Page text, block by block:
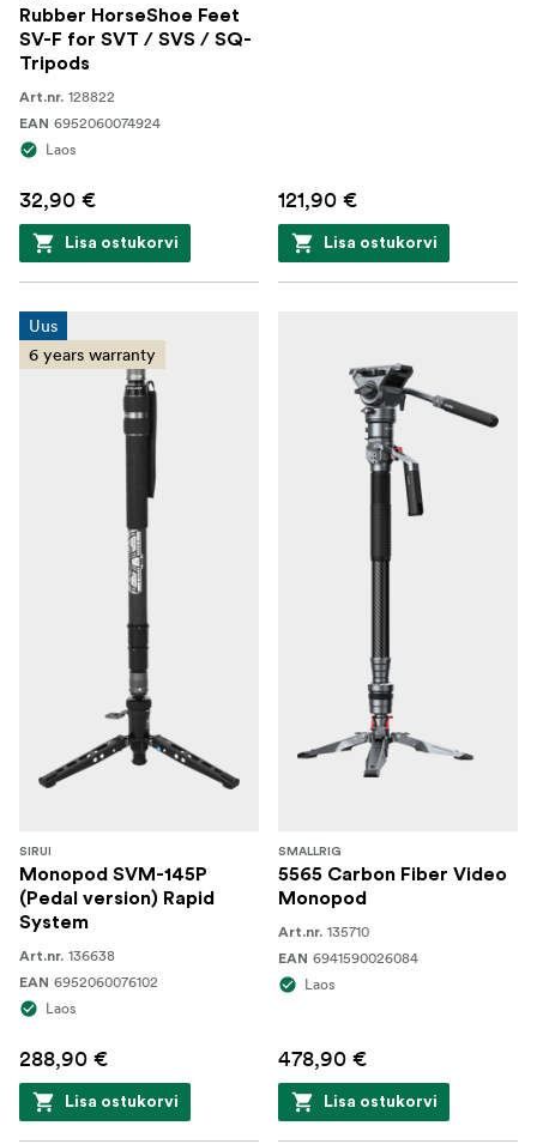
Rubber HorseShoe Feet
SV-F for SVT / SVS / SQ-
Tripods
Art.nr. 128822
EAN 6952060074924
Laos
32,90 €
Lisa ostukorvi
121,90 €
Lisa ostukorvi
Uus
6 years warranty
SIRUI
Monopod SVM-145P
(Pedal version) Rapid
System
Art.nr. 136638
EAN 6952060076102
Laos
288,90 €
Lisa ostukorvi
SMALLRIG
5565 Carbon Fiber Video
Monopod
Art.nr. 135710
EAN 6941590026084
Laos
478,90 €
Lisa ostukorvi